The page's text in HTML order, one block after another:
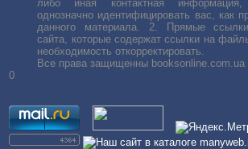
либо иная контактная информация,
однозначно идентифицировать вас, как
данного материала. 2. Прямые
сайта, которые содержат ссылки на
необходимость откорректировать.
Все права защищенны booksonline.com.ua
0